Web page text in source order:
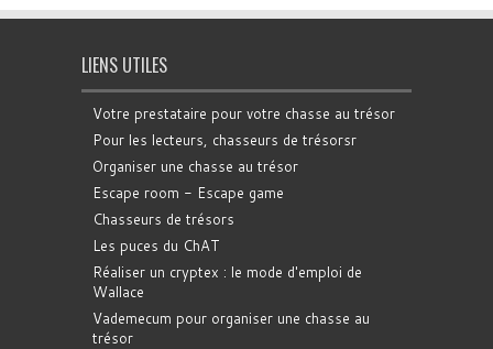
LIENS UTILES
Votre prestataire pour votre chasse au trésor
Pour les lecteurs, chasseurs de trésorsr
Organiser une chasse au trésor
Escape room - Escape game
Chasseurs de trésors
Les puces du ChAT
Réaliser un cryptex : le mode d'emploi de
Wallace
Vademecum pour organiser une chasse au
trésor